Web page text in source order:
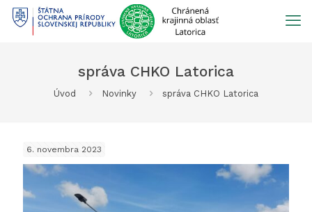
Prejsť
správa CHKO Latorica
Úvod Novinky správa CHKO Latorica
6. novembra 2023